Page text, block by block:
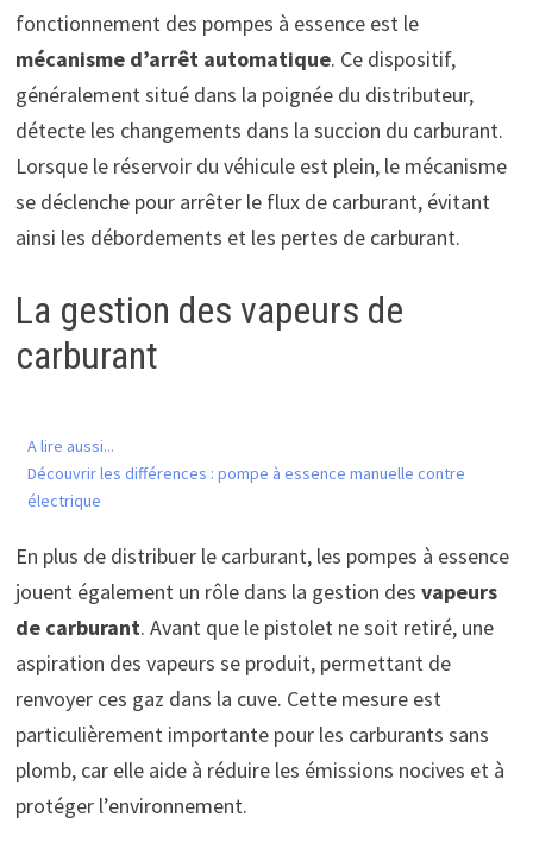
fonctionnement des pompes à essence est le
mécanisme d’arrêt automatique. Ce dispositif,
généralement situé dans la poignée du distributeur,
détecte les changements dans la succion du carburant.
Lorsque le réservoir du véhicule est plein, le mécanisme
se déclenche pour arrêter le flux de carburant, évitant
ainsi les débordements et les pertes de carburant.
La gestion des vapeurs de
carburant
A lire aussi...
Découvrir les différences : pompe à essence manuelle contre
électrique
En plus de distribuer le carburant, les pompes à essence
jouent également un rôle dans la gestion des vapeurs
de carburant. Avant que le pistolet ne soit retiré, une
aspiration des vapeurs se produit, permettant de
renvoyer ces gaz dans la cuve. Cette mesure est
particulièrement importante pour les carburants sans
plomb, car elle aide à réduire les émissions nocives et à
protéger l’environnement.